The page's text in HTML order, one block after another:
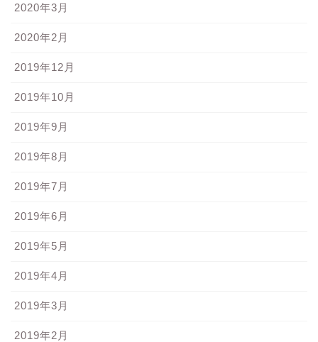
2020年3月
2020年2月
2019年12月
2019年10月
2019年9月
2019年8月
2019年7月
2019年6月
2019年5月
2019年4月
2019年3月
2019年2月